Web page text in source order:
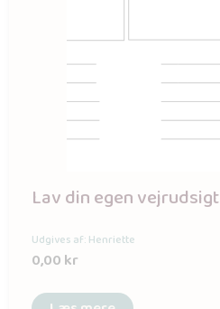
Lav din egen vejrudsigt
Udgives af: Henriette
0,00kr